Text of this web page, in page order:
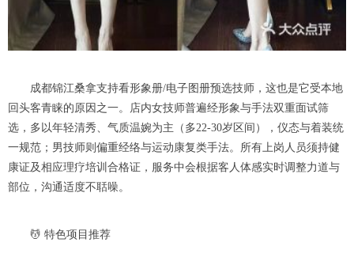
成都锦江桑拿支持看形象册/电子图册预选技师，这也是它受本地
回头客青睐的原因之一。店内女技师普遍经形象与手法双重面试筛
选，多以年轻清秀、气质温婉为主（多22-30岁区间），仪态与着装统
一规范；男技师则偏重经络与运动康复类手法。所有上岗人员须持健
康证及相应理疗培训合格证，服务中会根据客人体感实时调整力道与
部位，沟通适度不聒噪。
💆 特色项目推荐